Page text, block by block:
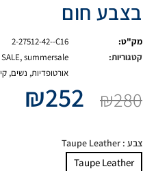
בצבע חום
מק"ט:
2-27512-42--C16
קטגוריות:
SALE,summersale
אורטופדיות, נשים,
₪280
₪252
צבע : Taupe Leather
Taupe Leather